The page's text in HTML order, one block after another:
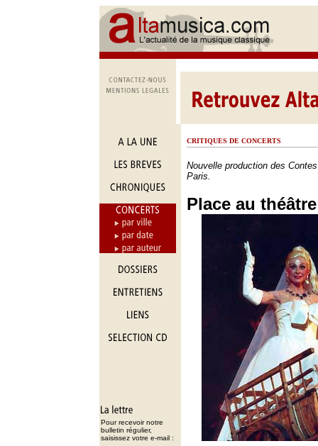
Pour recevoir notre
bulletin régulier,
saisissez votre e-mail :
CRITIQUES DE CONCERTS
Nouvelle production des
Paris.
Place au